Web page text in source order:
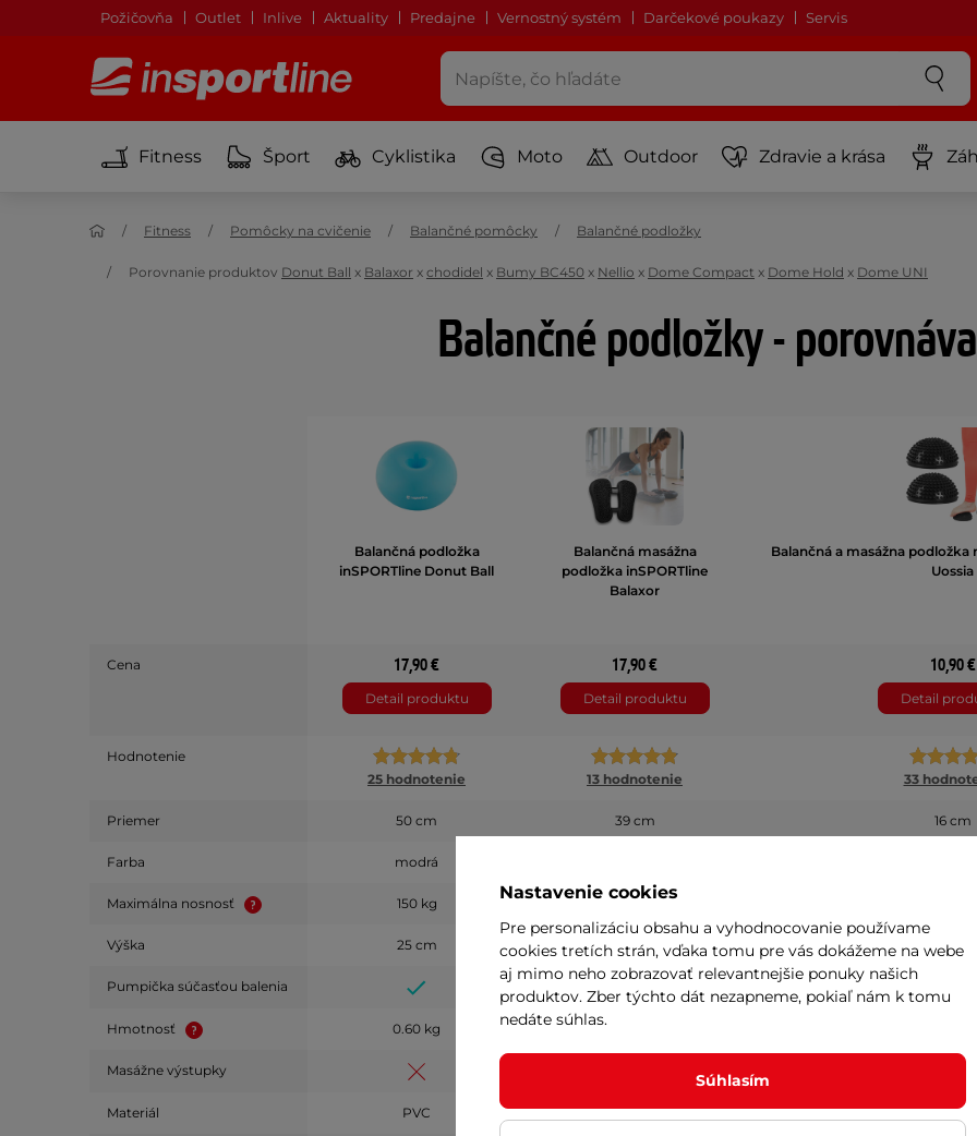
Požičovňa Outlet Inlive Aktuality Predajne Vernostný systém Darčekové poukazy Servis
Fitness Šport Cyklistika Moto Outdoor Zdravie a krása
Fitness Pomôcky na cvičenie Balančné pomôcky Balančné podložky
Porovnanie produktov Donut Ball x Balaxor x chodidel x Bumy BC450 x Nellio x Dome Compact x Dome Hold x Dome UNI
Balančné podložky -
Balančná podložka
inSPORTline Donut Ball
Balančná masážna
podložka inSPORTline
Balaxor
Balančná a masážna podložka
Uossia
Cena 17,90 €
Detail produktu
17,90 €
Detail produktu
10,90 €
Detail
Hodnotenie
25 hodnotenie
13 hodnotenie 33
Priemer 50 cm 39 cm 16 cm
Farba modrá čierna , svetlo ružová , mocha
Maximálna nosnosť 150 kg 300 kg
Výška 25 cm 10 cm
Pumpička súčasťou balenia
Hmotnosť 0.60 kg
Masážne výstupky
Materiál PVC PVC
Nastavenie cookies
Pre personalizáciu obsahu a vyhodnocovanie používame
cookies tretích strán, vďaka tomu pre vás dokážeme na webe
aj mimo neho zobrazovať relevantnejšie ponuky našich
produktov. Zber týchto dát nezapneme, pokiaľ nám k tomu
nedáte súhlas.
Súhlasím